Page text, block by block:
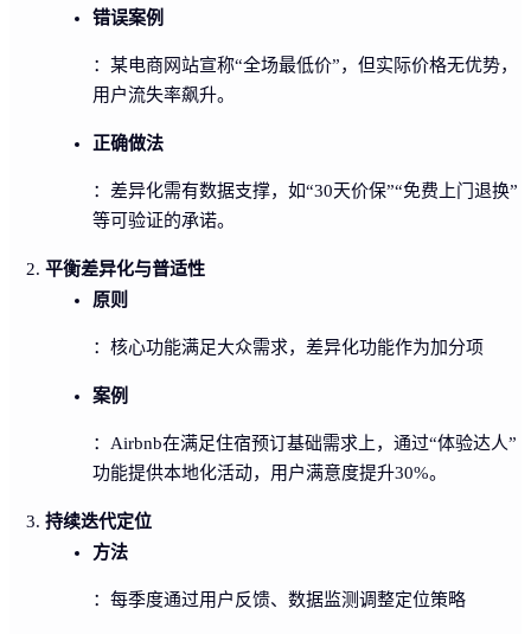
错误案例
：某电商网站宣称“全场最低价”，但实际价格无优势，
用户流失率飙升。
正确做法
：差异化需有数据支撑，如“30天价保”“免费上门退换”
等可验证的承诺。
平衡差异化与普适性
原则
：核心功能满足大众需求，差异化功能作为加分项
案例
：Airbnb在满足住宿预订基础需求上，通过“体验达人”
功能提供本地化活动，用户满意度提升30%。
持续迭代定位
方法
：每季度通过用户反馈、数据监测调整定位策略